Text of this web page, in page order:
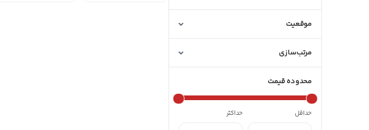
تجهیزات سرمایش و گرمایش
تجهیزات صنایع غذایی
تجهیزات کشاورزی و دامپروری
موقعیت
مرتب‌سازی
محدوده قیمت
حداقل حداکثر